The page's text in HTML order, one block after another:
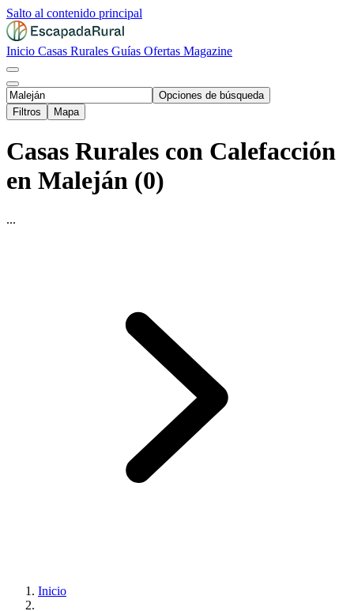
Salto al contenido principal
Inicio Casas Rurales Guías Ofertas Magazine
Opciones de búsqueda
Filtros
Mapa
Casas Rurales con Calefacción
en Maleján (0)
...
Inicio